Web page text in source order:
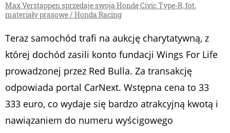
Max Verstappen sprzedaje swoją Hondę Civic Type-R, fot.
materiały prasowe / Honda Racing
Teraz samochód trafi na aukcję charytatywną, z
której dochód zasili konto fundacji Wings For Life
prowadzonej przez Red Bulla. Za transakcję
odpowiada portal CarNext. Wstępna cena to 33
333 euro, co wydaje się bardzo atrakcyjną kwotą i
nawiązaniem do numeru wyścigowego